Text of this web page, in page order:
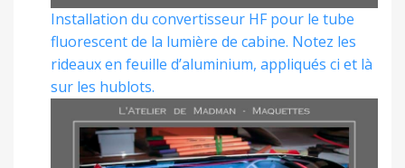
Installation du convertisseur HF pour le tube
fluorescent de la lumière de cabine. Notez les
rideaux en feuille d’aluminium, appliqués ci et là
sur les hublots.